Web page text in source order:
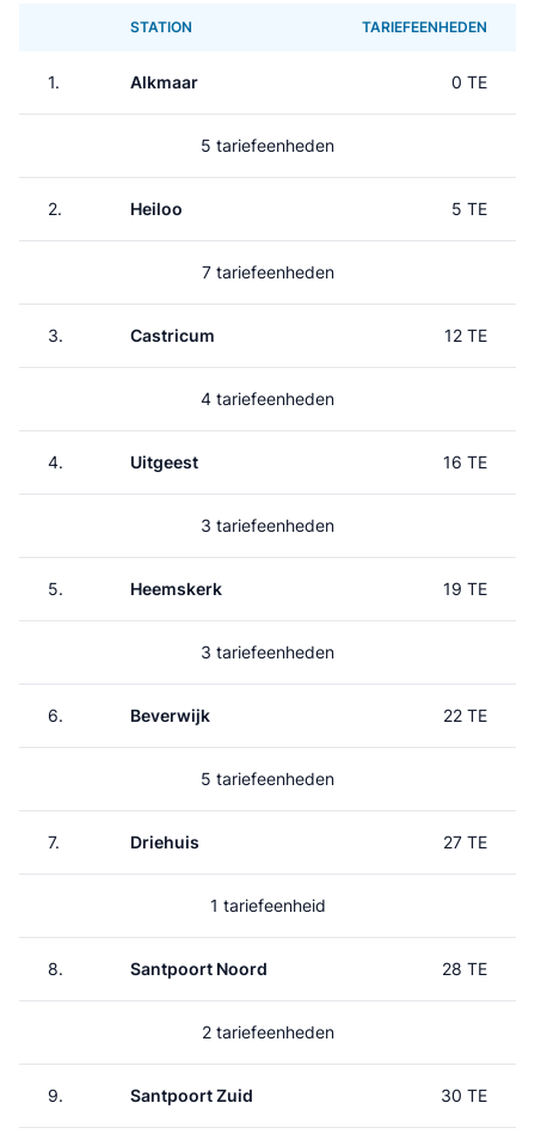
STATION TARIEFEENHEDEN
1. Alkmaar 0 TE
5 tariefeenheden
2. Heiloo 5 TE
7 tariefeenheden
3. Castricum 12 TE
4 tariefeenheden
4. Uitgeest 16 TE
3 tariefeenheden
5. Heemskerk 19 TE
3 tariefeenheden
6. Beverwijk 22 TE
5 tariefeenheden
7. Driehuis 27 TE
1 tariefeenheid
8. Santpoort Noord 28 TE
2 tariefeenheden
9. Santpoort Zuid 30 TE